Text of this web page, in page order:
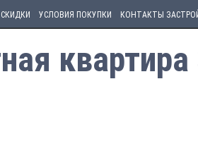
УСЛОВИЯ ПОКУПКИ КОНТАКТЫ